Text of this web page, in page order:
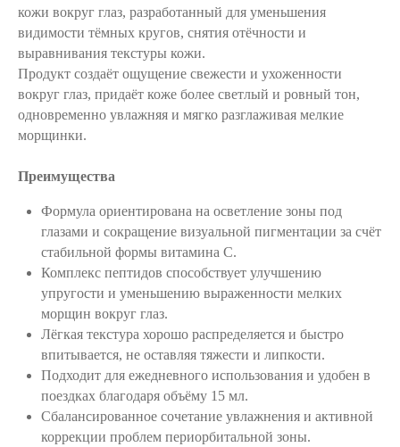
кожи вокруг глаз, разработанный для уменьшения
видимости тёмных кругов, снятия отёчности и
выравнивания текстуры кожи.
Продукт создаёт ощущение свежести и ухоженности
вокруг глаз, придаёт коже более светлый и ровный тон,
одновременно увлажняя и мягко разглаживая мелкие
морщинки.
Преимущества
Формула ориентирована на осветление зоны под
глазами и сокращение визуальной пигментации за счёт
стабильной формы витамина C.
Комплекс пептидов способствует улучшению
упругости и уменьшению выраженности мелких
морщин вокруг глаз.
Лёгкая текстура хорошо распределяется и быстро
впитывается, не оставляя тяжести и липкости.
Подходит для ежедневного использования и удобен в
поездках благодаря объёму 15 мл.
Сбалансированное сочетание увлажнения и активной
коррекции проблем периорбитальной зоны.